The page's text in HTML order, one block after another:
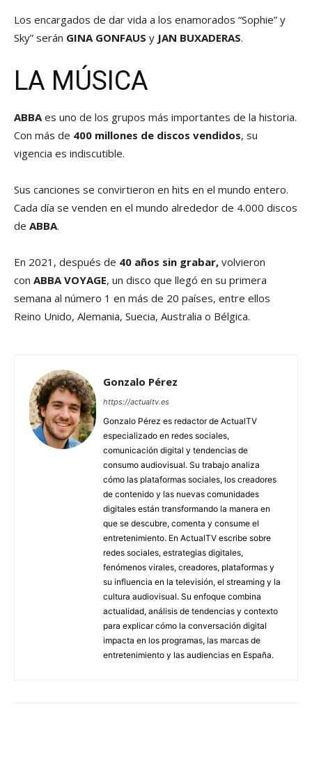
Los encargados de dar vida a los enamorados “Sophie” y
Sky” serán GINA GONFAUS y JAN BUXADERAS.
LA MÚSICA
ABBA es uno de los grupos más importantes de la historia.
Con más de 400 millones de discos vendidos, su
vigencia es indiscutible.
Sus canciones se convirtieron en hits en el mundo entero.
Cada día se venden en el mundo alrededor de 4.000 discos
de ABBA.
En 2021, después de 40 años sin grabar, volvieron
con ABBA VOYAGE, un disco que llegó en su primera
semana al número 1 en más de 20 países, entre ellos
Reino Unido, Alemania, Suecia, Australia o Bélgica.
Gonzalo Pérez
https://actualtv.es
Gonzalo Pérez es redactor de ActualTV
especializado en redes sociales,
comunicación digital y tendencias de
consumo audiovisual. Su trabajo analiza
cómo las plataformas sociales, los creadores
de contenido y las nuevas comunidades
digitales están transformando la manera en
que se descubre, comenta y consume el
entretenimiento. En ActualTV escribe sobre
redes sociales, estrategias digitales,
fenómenos virales, creadores, plataformas y
su influencia en la televisión, el streaming y la
cultura audiovisual. Su enfoque combina
actualidad, análisis de tendencias y contexto
para explicar cómo la conversación digital
impacta en los programas, las marcas de
entretenimiento y las audiencias en España.